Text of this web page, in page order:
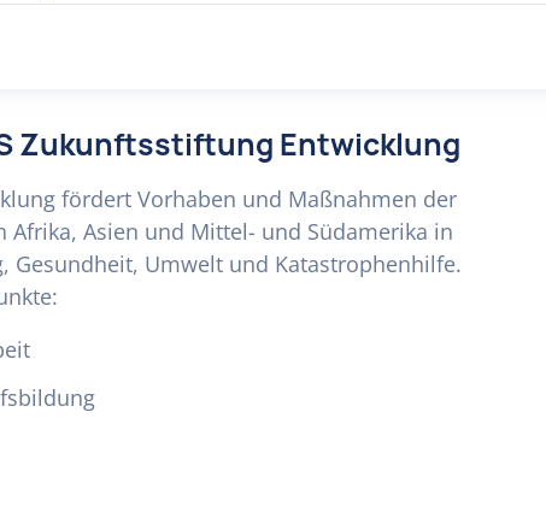
Zukunftsstiftung Entwicklung
fördert Vorhaben und Maßnahmen der
Asien und Mittel- und Südamerika in
Gesundheit, Umwelt und Katastrophenhilfe.